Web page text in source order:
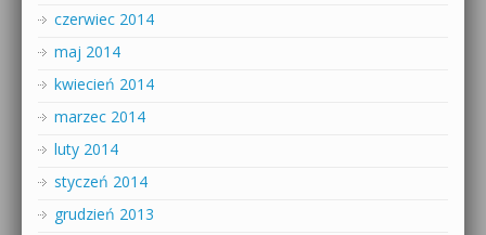
czerwiec 2014
maj 2014
kwiecień 2014
marzec 2014
luty 2014
styczeń 2014
grudzień 2013